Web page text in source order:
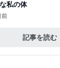
私の体
前
記事を読む